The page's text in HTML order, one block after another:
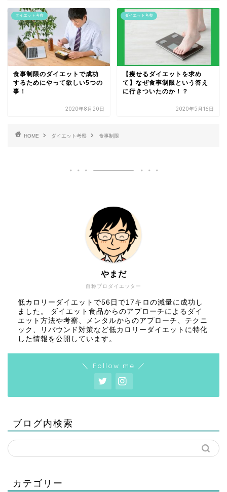
ダイエット考察
食事制限のダイエットで成功
するためにやって欲しい5つの
事！
2020年8月20日
ダイエット考察
【痩せるダイエットを求め
て】なぜ食事制限という答え
に行きついたのか！？
2020年5月16日
HOME ダイエット考察 食事制限
自称プロダイエッター
やまだ
低カロリーダイエットで56日で17キロの減量に成功し
ました。 ダイエット食品からのアプローチによるダイ
エット方法や考察、メンタルからのアプローチ、テクニ
ック、リバウンド対策など低カロリーダイエットに特化
した情報を公開しています。
＼ Follow me ／
ブログ内検索
カテゴリー